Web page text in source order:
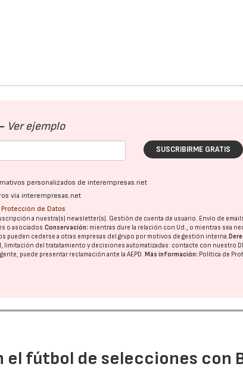
Ver ejemplo
SUSCRIBIRME GRATIS
personalizados de interempresas.net
vía interempresas.net
de Datos
a nuestra(s) newsletter(s). Gestión de cuenta de usuario. Envío de
o asociados.Conservación: mientras dure la relación con Ud., o mientras sea
pueden cederse a otras empresas del grupo por motivos de gestión interna.
del tratatamiento y decisiones automatizadas: contacte con nuestro
puede presentar reclamación ante laAEPD.Más información: Política de
el fútbol de selecciones con